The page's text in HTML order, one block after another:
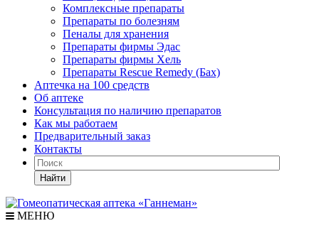
Комплексные препараты
Препараты по болезням
Пеналы для хранения
Препараты фирмы Эдас
Препараты фирмы Хель
Препараты Rescue Remedy (Бах)
Аптечка на 100 средств
Об аптеке
Консультация по наличию препаратов
Как мы работаем
Предварительный заказ
Контакты
Найти
МЕНЮ